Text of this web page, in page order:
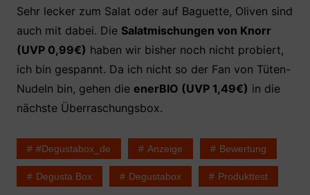
Sehr lecker zum Salat oder auf Baguette, Oliven sind
auch mit dabei. Die Salatmischungen von Knorr
(UVP 0,99€) haben wir bisher noch nicht probiert,
ich bin gespannt. Da ich nicht so der Fan von Tüten-
Nudeln bin, gehen die enerBIO (UVP 1,49€) in die
nächste Überraschungsbox.
#degustabox_de Anzeige Bewertung
Degusta Box Degustabox Produkttest